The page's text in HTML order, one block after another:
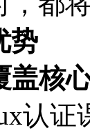
势
盖核
认证